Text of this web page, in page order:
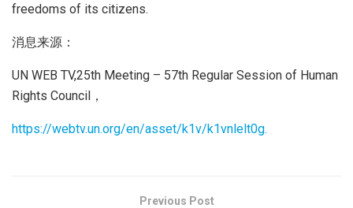
freedoms of its citizens.
消息来源：
UN WEB TV,25th Meeting – 57th Regular Session of Human
Rights Council，
https://webtv.un.org/en/asset/k1v/k1vnlelt0g.
Previous Post